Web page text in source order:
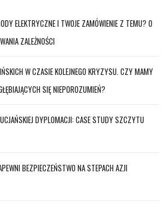
ELEKTRYCZNE I TWOJE ZAMÓWIENIE Z TEMU? O
ZALEŻNOŚCI
W CZASIE KOLEJNEGO KRYZYSU. CZY MAMY
SIĘ NIEPOROZUMIEŃ?
DYPLOMACJI: CASE STUDY SZCZYTU
BEZPIECZEŃSTWO NA STEPACH AZJI